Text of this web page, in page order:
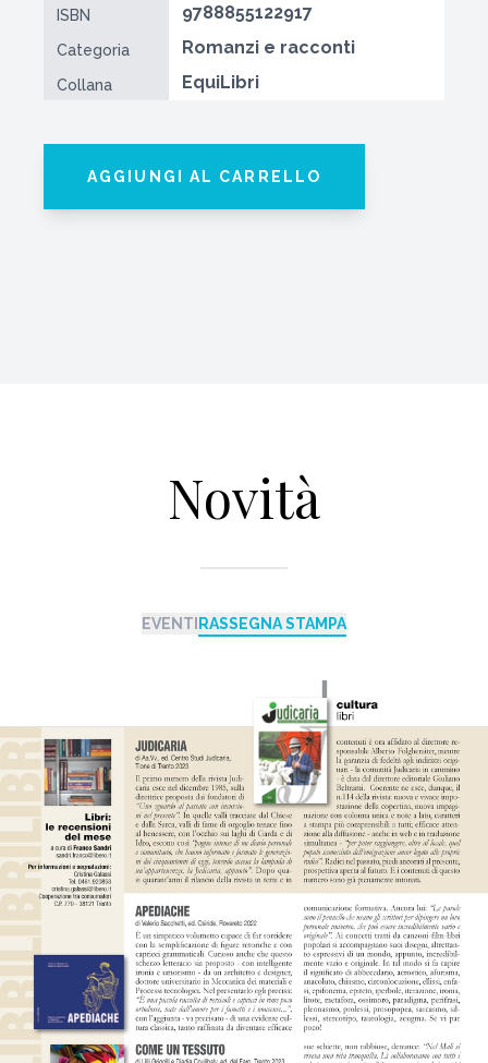
ISBN 9788855122917
Categoria Romanzi e racconti
Collana EquiLibri
AGGIUNGI AL CARRELLO
Novità
EVENTIRASSEGNA STAMPA